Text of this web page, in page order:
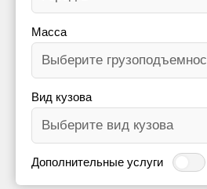
Масса
Вид кузова
Дополнительные услуги